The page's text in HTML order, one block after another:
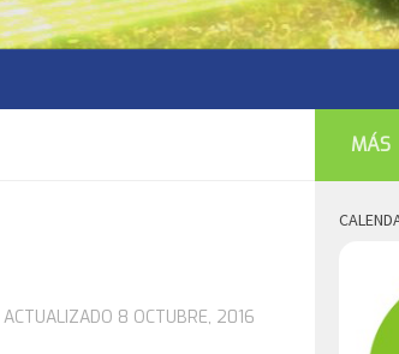
ACTUALIZADO 8 OCTUBRE, 2016
MÁS